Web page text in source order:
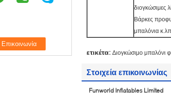
διογκώσιμες
Βάρκες
μπαλόνια
ετικέτα: Διογκώσιμο μπαλόνι
Στοιχεία επικοινωνίας
Funworld Inflatables Limited